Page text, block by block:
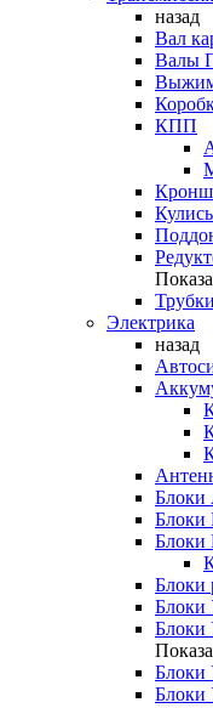
назад
Вал
Валы
КПП
Электрика
назад
Блоки
Блоки
Блоки
Блоки
Блоки
Блоки
Блоки